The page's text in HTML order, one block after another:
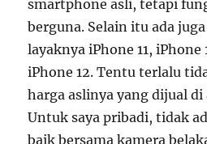
smartphone asli, tetapi
berguna. Selain itu ada
layaknya iPhone 11, iPhone
iPhone 12. Tentu terlalu
harga aslinya yang dijual di
Untuk saya pribadi, tidak
baik bersama kamera